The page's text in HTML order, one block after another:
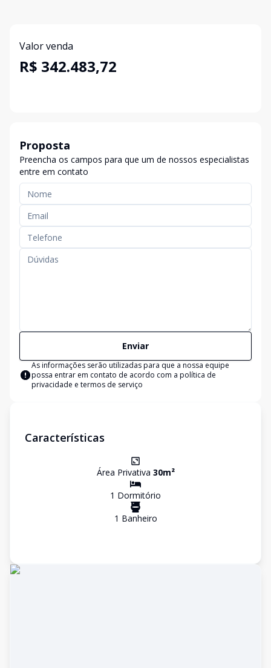
Valor venda
R$ 342.483,72
Proposta
Preencha os campos para que um de nossos especialistas
entre em contato
Enviar
As informações serão utilizadas para que a nossa equipe
possa entrar em contato de acordo com a política de
privacidade e termos de serviço
Características
Área Privativa 30m²
1 Dormitório
1 Banheiro